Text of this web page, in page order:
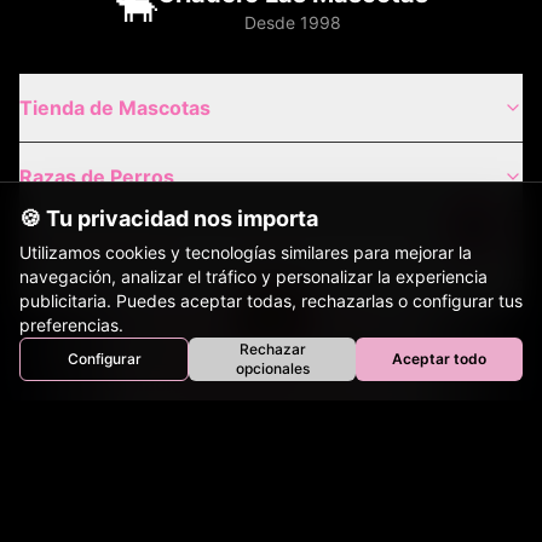
Inicio Perros Tienda Bovinos Aves
Desde 1998
Tienda de Mascotas
Razas de Perros
Gatos de Raza
Envíos Nacionales
Envíos Internacionales
🍪 Tu privacidad nos importa
Utilizamos cookies y tecnologías similares para mejorar la
navegación, analizar el tráfico y personalizar la experiencia
publicitaria. Puedes aceptar todas, rechazarlas o configurar tus
preferencias.
Configurar
Rechazar
opcionales
Aceptar todo